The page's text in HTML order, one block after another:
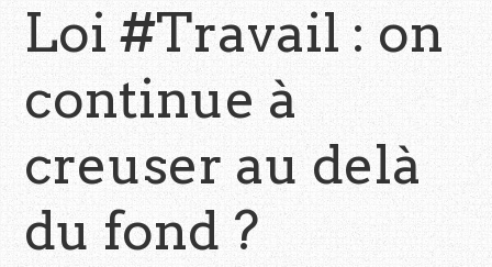
Loi #Travail : on
continue à
creuser au delà
du fond ?